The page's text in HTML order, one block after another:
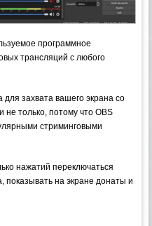
программное
трансляций с любого
захвата вашего экрана со
не только, потому что OBS
стриминговыми
нажатий переключаться
показывать на экране донаты и